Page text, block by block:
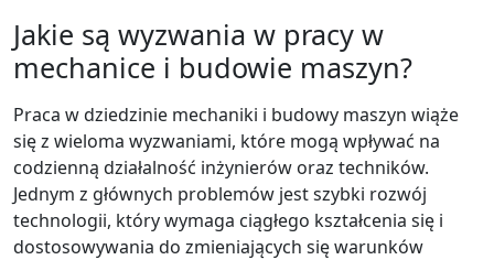
Jakie są wyzwania w pracy w
mechanice i budowie maszyn?
Praca w dziedzinie mechaniki i budowy maszyn wiąże
się z wieloma wyzwaniami, które mogą wpływać na
codzienną działalność inżynierów oraz techników.
Jednym z głównych problemów jest szybki rozwój
technologii, który wymaga ciągłego kształcenia się i
dostosowywania do zmieniających się warunków